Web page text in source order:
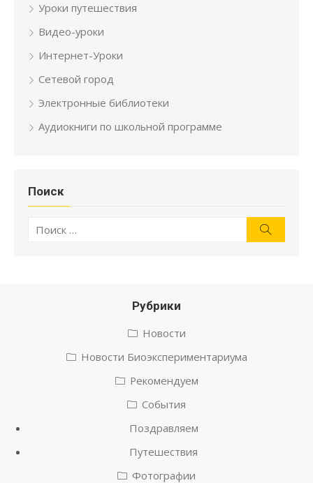
Уроки путешествия
Видео-уроки
Интернет-Уроки
Сетевой город
Электронные библиотеки
Аудиокниги по школьной программе
Поиск
Рубрики
Новости
Новости Биоэкспериментариума
Рекомендуем
События
Поздравляем
Путешествия
Фотографии